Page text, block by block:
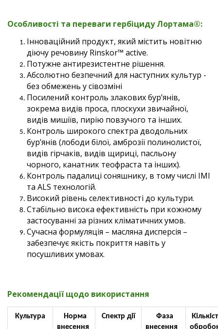
Особливості та переваги гербіцидуЛортама®:
Інноваційний продукт, який містить новітню
діючу речовину Rinskor™ active.
Потужне антирезистентне рішення.
Абсолютно безпечний для наступних культур -
без обмежень у сівозміні
Посилений контроль злакових бур’янів,
зокрема видів проса, плоскухи звичайної,
видів мишіїв, пирію повзучого та інших.
Контроль широкого спектра дводольних
бур’янів (лободи білої, амброзії полинолистої,
видів гірчаків, видів щириці, пасльону
чорного, канатник теофраста та інших).
Контроль падалиці соняшнику, в тому числі IMI
та ALS технологій.
Високий рівень селективності до культури.
Стабільно висока ефективність при кожному
застосуванні за різних кліматичних умов.
Сучасна формуляція – масляна дисперсія –
забезпечує якість покриття навіть у
посушливих умовах.
Рекомендації щодо використання
Культура
Норма
внесення
Спектр дії
Фаза
внесення